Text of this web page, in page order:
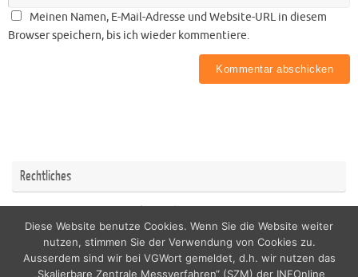
Meinen Namen, E-Mail-Adresse und Website-URL in diesem
Browser speichern, bis ich wieder kommentiere.
Rechtliches
Impressum Datenschutzerklärung
Diese Website benutze Cookies. Wenn Sie die Website weiter
nutzen, stimmen Sie der Verwendung von Cookies zu.
Ausserdem sind wir bei VGWort gemeldet, d.h. wir nutzen das
„Skalierbare Zentrale Messverfahren“ (SZM) der INFOnline